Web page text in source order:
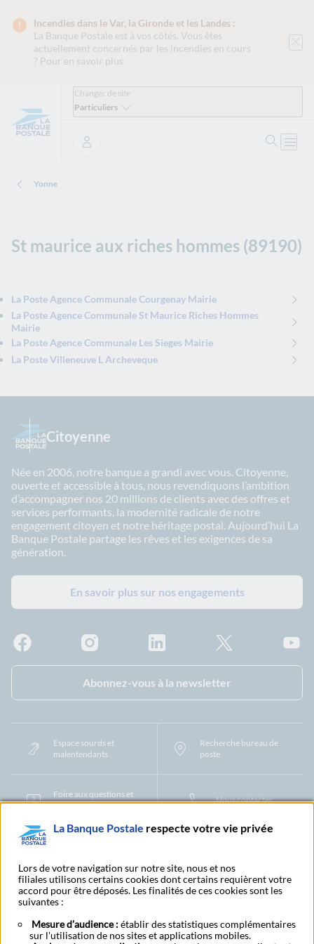
Incendies dans le Var, la Gironde et les Landes :
La Banque Postale est à vos côtés. Vous êtes
actuellement concernés par les incendies en cours
? Pour en savoir plus
Changer de site
Particuliers
Se connecter
Yonne
St maurice aux riches hommes (89190)
La Poste Agence Communale Courgenay Mairie
La Poste Agence Communale St Maurice Riches Hommes
Mairie
La Poste Agence Communale Les Sieges Mairie
La Poste Villeneuve L Archeveque
Citoyenne
Née en 2006, notre banque a grandi avec vous. Citoyenne,
ouverte et accessible à tous, nous revendiquons l’ambition
d’accompagner nos 20 millions de clients avec des offres et
services performants, la modernité radicale de notre
engagement citoyen et notre héritage postal. Aujourd’hui La
Banque Postale partage les rêves et les exigences de sa
génération.
En savoir plus sur nos engagements
Abonnez-vous à la newsletter
Espace sourds et
malentendants
Recherche bureau de
poste
Foire aux questions et
centre d'aide
Nous contacter
Protection des Données à Caractère PersonnelFiliales et partenaires
CookiesGestion des cookiesActualiser vos informations
Contestation et réclamation Coordonnées Centres Financiers
Alertes fraudes et points de vigilance Actualités réglementaires CGU
Aide navigateur et systèmes d'exploitation
La Banque Postale respecte votre vie privée
Lors de votre navigation sur notre site, nous et nos
filiales utilisons certains cookies dont certains requièrent votre
accord pour être déposés. Les finalités de ces cookies sont les
suivantes :
Mesure d’audience :établir des statistiques complémentaires
sur l'utilisation de nos sites et applications mobiles.